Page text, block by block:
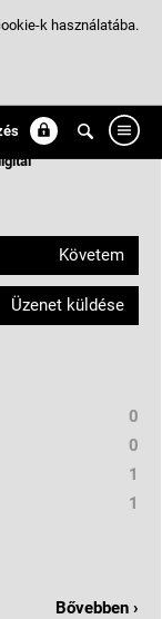
Követem
Üzenet küldése
0
0
1
1
Bővebben ›
k használatába.